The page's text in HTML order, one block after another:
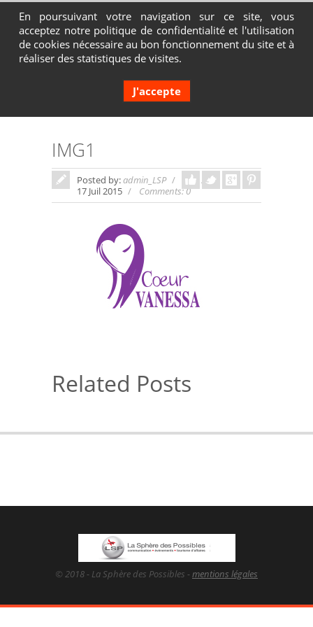
Contactez-nous au 04 72 65 05 80
IMG1
Posted by:admin_LSP
In:
17 Juil 2015
Comments: 0
Related Posts
© 2018 - La Sphère des Possibles -mentions légales
En poursuivant votre navigation sur ce site, vous
acceptez notre politique de confidentialité et l'utilisation
de cookies nécessaire au bon fonctionnement du site et à
réaliser des statistiques de visites.
J'accepte